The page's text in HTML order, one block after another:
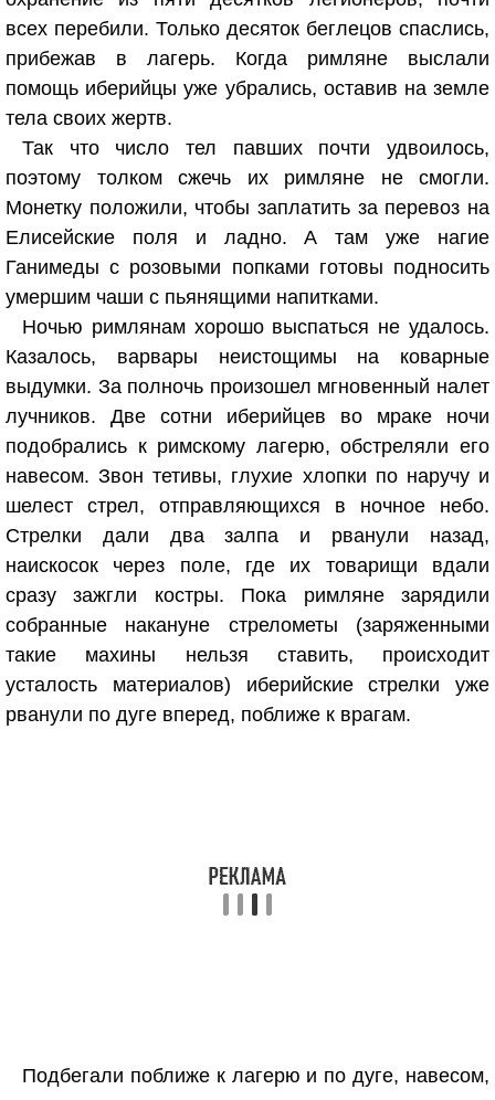
всех перебили. Только десяток беглецов спаслись,
прибежав в лагерь. Когда римляне выслали
помощь иберийцы уже убрались, оставив на земле
тела своих жертв.
Так что число тел павших почти удвоилось,
поэтому толком сжечь их римляне не смогли.
Монетку положили, чтобы заплатить за перевоз на
Елисейские поля и ладно. А там уже нагие
Ганимеды с розовыми попками готовы подносить
умершим чаши с пьянящими напитками.
Ночью римлянам хорошо выспаться не удалось.
Казалось, варвары неистощимы на коварные
выдумки. За полночь произошел мгновенный налет
лучников. Две сотни иберийцев во мраке ночи
подобрались к римскому лагерю, обстреляли его
навесом. Звон тетивы, глухие хлопки по наручу и
шелест стрел, отправляющихся в ночное небо.
Стрелки дали два залпа и рванули назад,
наискосок через поле, где их товарищи вдали
сразу зажгли костры. Пока римляне зарядили
собранные накануне стрелометы (заряженными
такие махины нельзя ставить, происходит
усталость материалов) иберийские стрелки уже
рванули по дуге вперед, поближе к врагам.
Подбегали поближе к лагерю и по дуге, навесом,